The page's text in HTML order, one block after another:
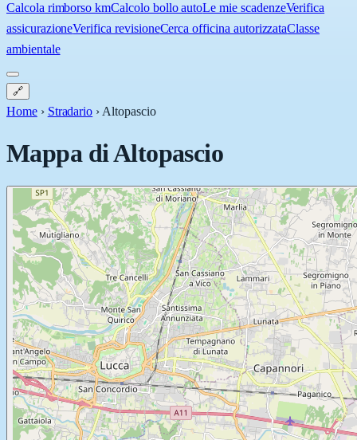
Calcola rimborso kmCalcolo bollo autoLe mie scadenzeVerifica
assicurazioneVerifica revisioneCerca officina autorizzataClasse
ambientale
🔗
Home › Stradario › Altopascio
Mappa diAltopascio